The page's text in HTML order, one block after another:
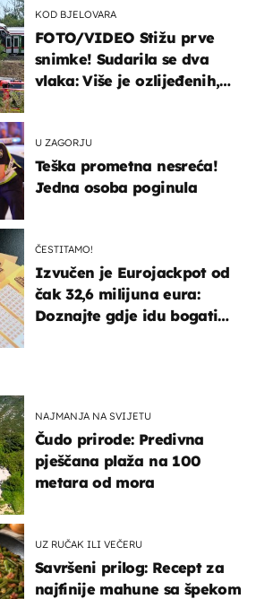
KOD BJELOVARA
FOTO/VIDEO Stižu prve
snimke! Sudarila se dva
vlaka: Više je ozlijeđenih,
U ZAGORJU
Teška prometna nesreća!
Jedna osoba poginula
ČESTITAMO!
Izvučen je Eurojackpot od
čak 32,6 milijuna eura:
Doznajte gdje idu bogati
NAJMANJA NA SVIJETU
Čudo prirode: Predivna
pješčana plaža na 100
metara od mora
UZ RUČAK ILI VEČERU
Savršeni prilog: Recept za
najfinije mahune sa špekom